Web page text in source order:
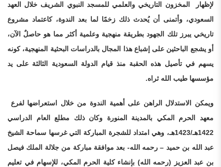
لإظهار المخزون
التاريخي والعلمي للمسجد النبوي الشريف خلال العهد
السعودي، وأتمنى أن يُحدث ذلك زخمًا لما بعد الندوة، كاعتماد مشروع
تاريخي يبرز تلك الجهود بطريقة منهجية وعلمية أكثر مما هو حاصلٌ الآن،
أو يشجع الباحثين على إشباع هذا المجال بالدراسات البحثية المنهجية، كونه
يسهم في تأصيل هذه الحقبة منذ قيام الدولة السعودية الثالثة على يد
مؤسسها طيب الله ثراه.
ويمكن الاستدلال الراهن على أهمية الندوة من خلال استعراضها لفرع
معهد الحرم المكي بالمدينة المنورة وكان ذلك مطلع العام الدراسي
1422هـ/1423هـ، وهي امتداد للشجرة المباركة التي غرسها سماحة الشيخ
عبد الله بن حميد – رحمه الله- بعد موافقة مباركة من جلالة الملك فيصل
بن عبد العزيز (رحمه الله) بإنشاء كلية الحرم المكي، للإسهام في تعليم